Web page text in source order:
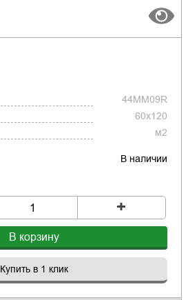
44MM09R
60х120
м2
В наличии
+
В корзину
Купить в 1 клик